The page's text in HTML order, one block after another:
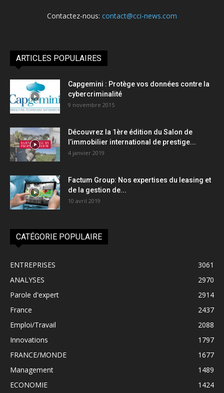
Contactez-nous: contact@cci-news.com
ARTICLES POPULAIRES
Capgemini : Protège vos données contre la
cybercriminalité
9 novembre 2015
Découvrez la 1ère édition du Salon de
l’immobilier international de prestige...
4 janvier 2019
Factum Group: Nos expertises du leasing et
de la gestion de...
10 avril 2019
CATÉGORIE POPULAIRE
ENTREPRISES
3061
ANALYSES
2970
Parole d'expert
2914
France
2437
Emploi/Travail
2088
Innovations
1797
FRANCE/MONDE
1677
Management
1489
ECONOMIE
1424